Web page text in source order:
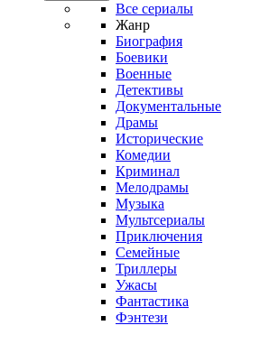
Все сериалы
Жанр
Биография
Боевики
Военные
Детективы
Документальные
Драмы
Исторические
Комедии
Криминал
Мелодрамы
Музыка
Мультсериалы
Приключения
Семейные
Триллеры
Ужасы
Фантастика
Фэнтези